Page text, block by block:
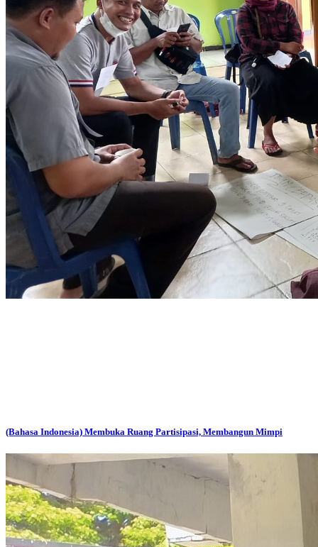
(Bahasa Indonesia) Membuka Ruang Partisipasi, Membangun Mimpi